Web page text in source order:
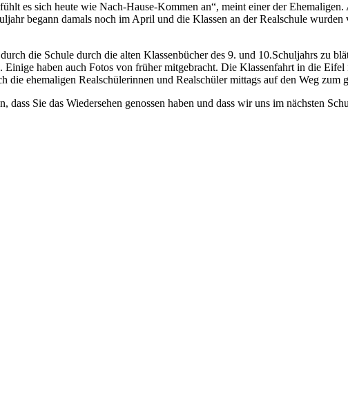
es sich heute wie Nach-Hause-Kommen an“, meint einer der
begann damals noch im April und die Klassen an der Realschule
die Schule durch die alten Klassenbücher des 9. und 10.Schuljahrs zu
haben auch Fotos von früher mitgebracht. Die Klassenfahrt in die
die ehemaligen Realschülerinnen und Realschüler mittags auf den Weg zum
Sie das Wiedersehen genossen haben und dass wir uns im nächsten